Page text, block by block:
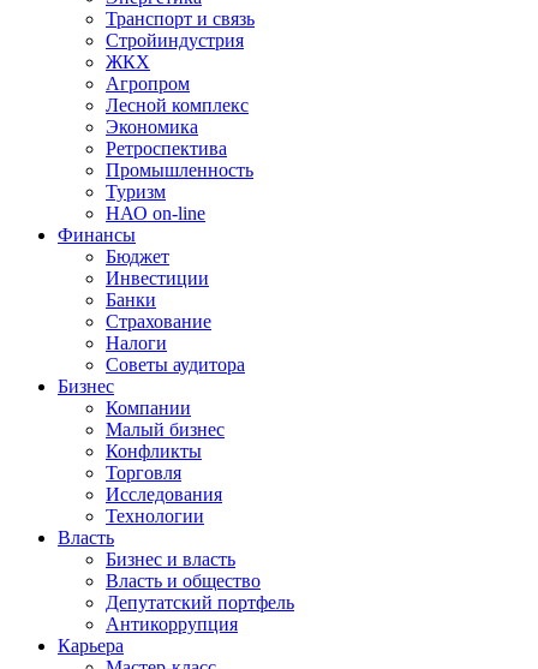
Транспорт и связь
Стройиндустрия
ЖКХ
Агропром
Лесной комплекс
Экономика
Ретроспектива
Промышленность
Туризм
НАО on-line
Финансы
Бюджет
Инвестиции
Банки
Страхование
Налоги
Советы аудитора
Бизнес
Компании
Малый бизнес
Конфликты
Торговля
Исследования
Технологии
Власть
Бизнес и власть
Власть и общество
Депутатский портфель
Антикоррупция
Карьера